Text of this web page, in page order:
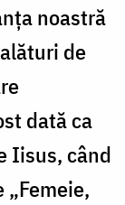
noastră
de
dată ca
Iisus, când